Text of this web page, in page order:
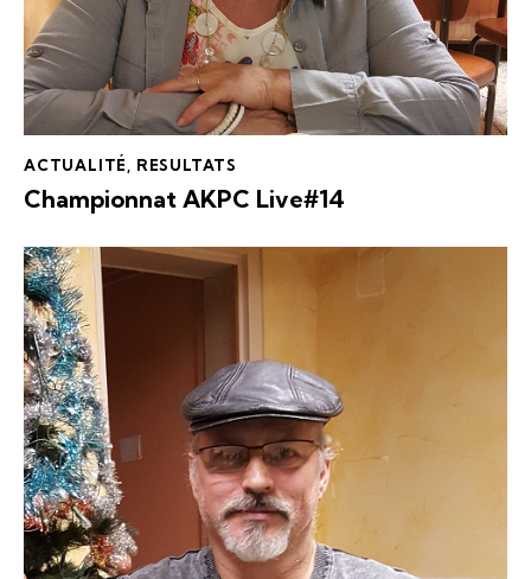
ACTUALITÉ RESULTATS
Championnat AKPC Live#14